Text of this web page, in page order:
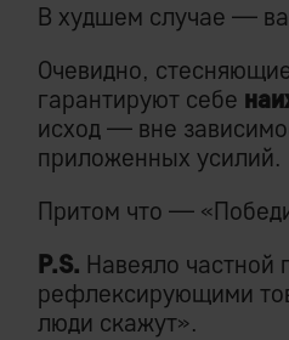
В худшем случае —
Очевидно,
гарантируют себе
исход — вне
приложенных усилий.
Притом что —
P.S. Навеяло частной
рефлексирующими
люди скажут».